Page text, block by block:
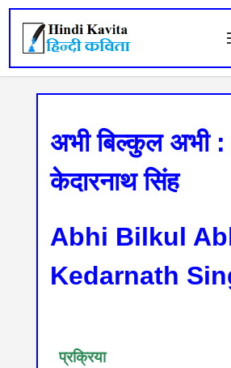
अभी बिल्कुल अभी :
केदारनाथ सिंह
Abhi Bilkul
Kedarnath
प्रक्रिया